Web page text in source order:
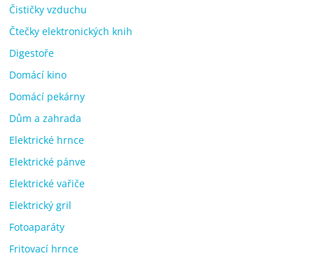
Čističky vzduchu
Čtečky elektronických knih
Digestoře
Domácí kino
Domácí pekárny
Dům a zahrada
Elektrické hrnce
Elektrické pánve
Elektrické vařiče
Elektrický gril
Fotoaparáty
Fritovací hrnce